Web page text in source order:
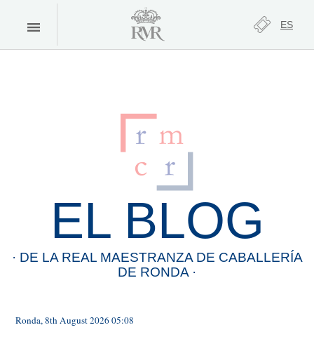
ES
EL BLOG
· DE LA REAL MAESTRANZA DE CABALLERÍA
DE RONDA ·
Ronda, 8th August 2026 05:08